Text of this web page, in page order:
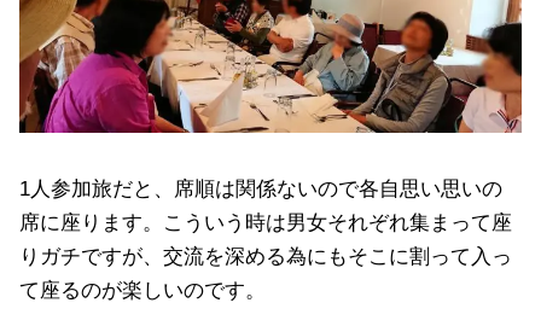
1人参加旅だと、席順は関係ないので各自思い思いの
席に座ります。こういう時は男女それぞれ集まって座
りガチですが、交流を深める為にもそこに割って入っ
て座るのが楽しいのです。